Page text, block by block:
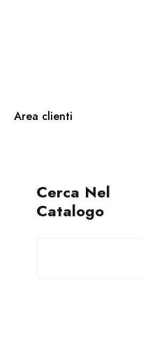
Area clienti
Cerca Nel
Catalogo